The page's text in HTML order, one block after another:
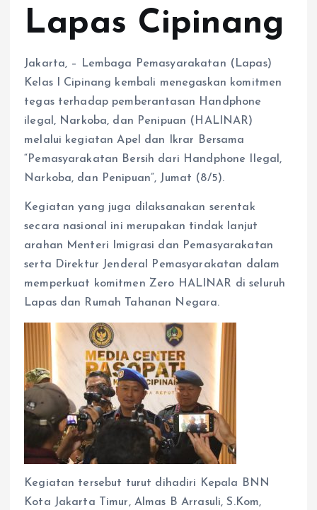
Lapas Cipinang
Jakarta, – Lembaga Pemasyarakatan (Lapas)
Kelas I Cipinang kembali menegaskan komitmen
tegas terhadap pemberantasan Handphone
ilegal, Narkoba, dan Penipuan (HALINAR)
melalui kegiatan Apel dan Ikrar Bersama
“Pemasyarakatan Bersih dari Handphone Ilegal,
Narkoba, dan Penipuan”, Jumat (8/5).
Kegiatan yang juga dilaksanakan serentak
secara nasional ini merupakan tindak lanjut
arahan Menteri Imigrasi dan Pemasyarakatan
serta Direktur Jenderal Pemasyarakatan dalam
memperkuat komitmen Zero HALINAR di seluruh
Lapas dan Rumah Tahanan Negara.
Kegiatan tersebut turut dihadiri Kepala BNN
Kota Jakarta Timur, Almas B Arrasuli, S.Kom,